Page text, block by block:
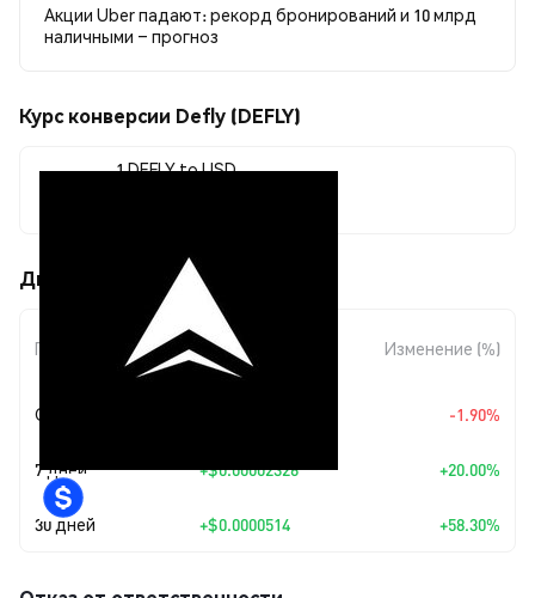
Акции Uber падают: рекорд бронирований и 10 млрд
наличными – прогноз
Курс конверсии Defly (DEFLY)
1 DEFLY to USD
Движения цены Defly (DEFLY)
Период
Изменение
суммы
Изменение (%)
Сегодня -1.90%
7 дней +$0.00002326 +20.00%
30 дней +$0.0000514 +58.30%